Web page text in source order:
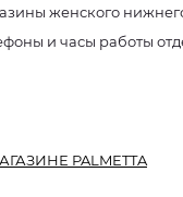
женского
и часы работы
PALMETTA